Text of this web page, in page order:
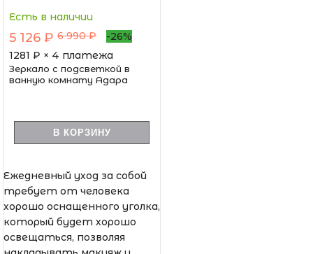
Есть в наличии
5 126 ₽ 6 990 ₽
-26%
1281 ₽ × 4 платежа
Зеркало с подсветкой в
ванную комнату Адара
В КОРЗИНУ
Ежедневный уход за собой
требует от человека
хорошо оснащенного уголка,
который будет хорошо
освещаться, позволяя